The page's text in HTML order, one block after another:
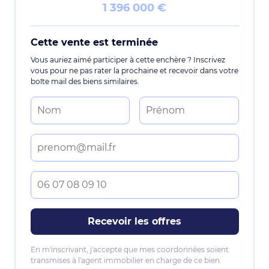
1 396 000 €
Cette vente est terminée
Vous auriez aimé participer à cette enchère ? Inscrivez
vous pour ne pas rater la prochaine et recevoir dans votre
boîte mail des biens similaires.
Recevoir les offres
En m'inscrivant, j'accepte que mes coordonnées soient
transmises à l'agent immobilier en charge de ce bien.